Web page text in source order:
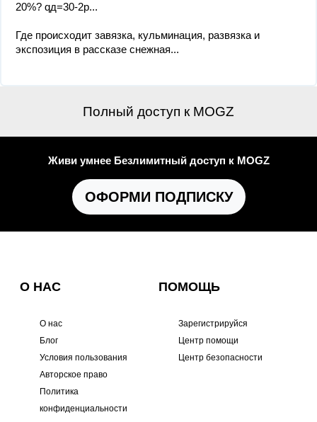
20%? qд=30-2р...
Где происходит завязка, кульминация, развязка и
экспозиция в рассказе снежная...
Полный доступ к MOGZ
Живи умнее Безлимитный доступ к MOGZ
ОФОРМИ ПОДПИСКУ
О НАС
О нас
Блог
Условия пользования
Авторское право
Политика
конфиденциальности
ПОМОЩЬ
Зарегистрируйся
Центр помощи
Центр безопасности